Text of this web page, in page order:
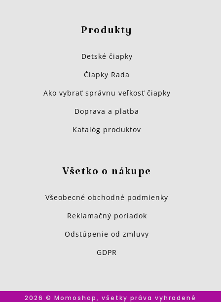
Produkty
Detské čiapky
Čiapky Rada
Ako vybrať správnu veľkosť čiapky
Doprava a platba
Katalóg produktov
Všetko o nákupe
Všeobecné obchodné podmienky
Reklamačný poriadok
Odstúpenie od zmluvy
GDPR
2026 © Momoshop, všetky práva vyhradené